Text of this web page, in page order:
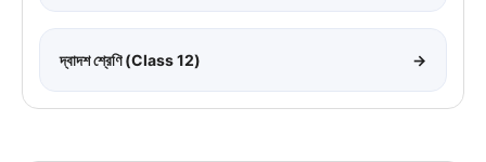
দ্বাদশ শ্রেণি (Class 12) →